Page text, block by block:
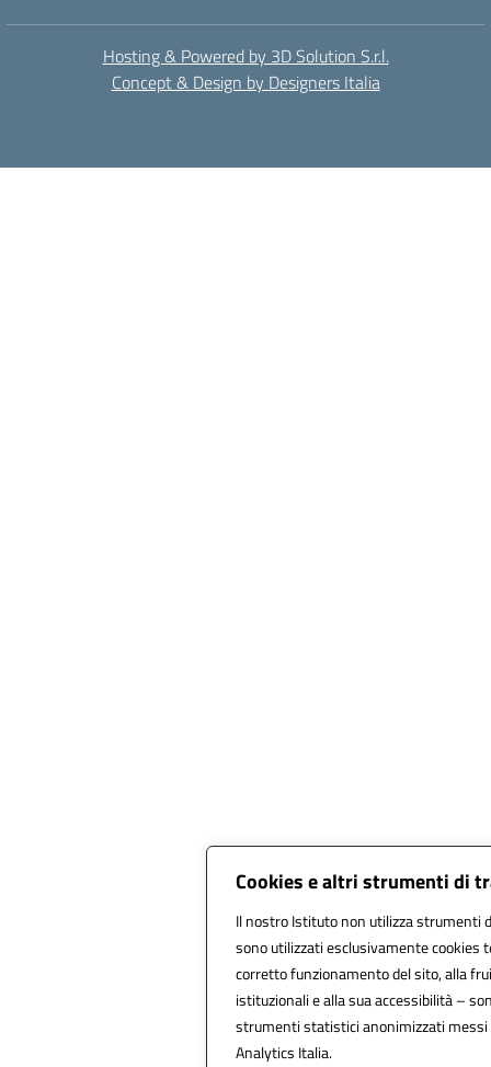
Cookies e altri strumenti di
Il nostro Istituto non utilizza strumenti
sono utilizzati esclusivamente cookies
corretto funzionamento del sito, alla
istituzionali e alla sua accessibilità –
strumenti statistici anonimizzati messi
Analytics Italia.
Hosting & Powered by 3D Solution S.r.l.
Concept & Design by Designers Italia